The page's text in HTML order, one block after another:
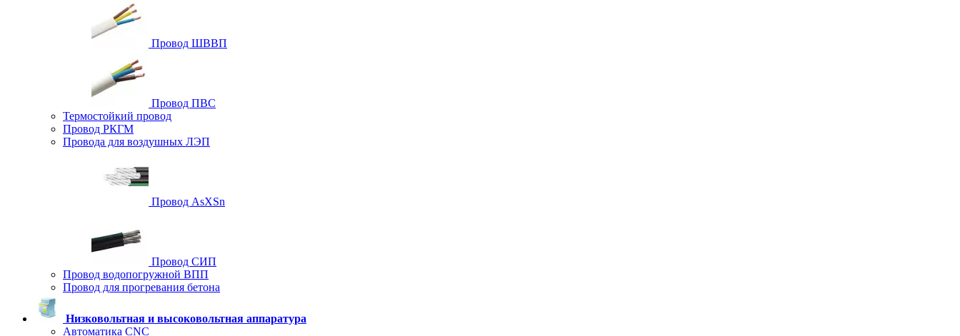
Провод ШВВП
Провод ПВС
Термостойкий провод
Провод РКГМ
Провода для воздушных ЛЭП
Провод AsXSn
Провод СИП
Провод водопогружной ВПП
Провод для прогревания бетона
Низковольтная и высоковольтная аппаратура
Автоматика CNC